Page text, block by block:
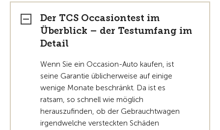
Der TCS Occasiontest im
Überblick – der Testumfang im
Detail
Wenn Sie ein Occasion-Auto kaufen, ist
seine Garantie üblicherweise auf einige
wenige Monate beschränkt. Da ist es
ratsam, so schnell wie möglich
herauszufinden, ob der Gebrauchtwagen
irgendwelche versteckten Schäden